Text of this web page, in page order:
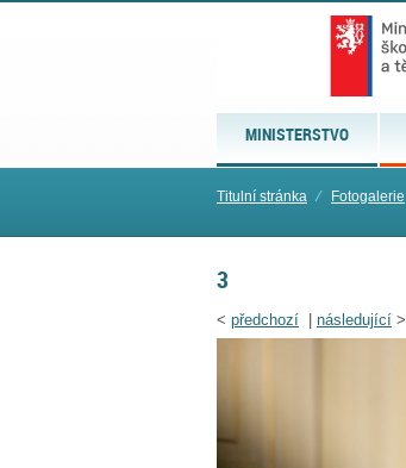
MINISTERSTVO
Titulní stránka ⁄ Fotogalerie
3
< předchozí následující >